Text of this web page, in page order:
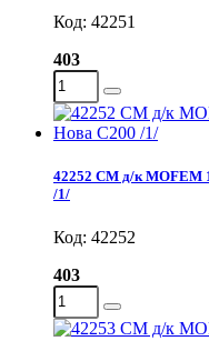
Код: 42251
403
42252 СМ д/к MOFEM
/1/
Код: 42252
403